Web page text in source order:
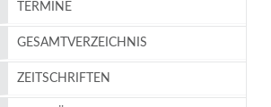
TERMINE
GESAMTVERZEICHNIS
ZEITSCHRIFTEN